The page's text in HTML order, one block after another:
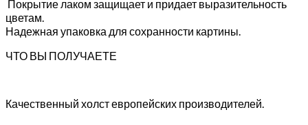
Покрытие лаком защищает и придает выразительность
цветам.
Надежная упаковка для сохранности картины.
ЧТО ВЫ ПОЛУЧАЕТЕ
Качественный холст европейских производителей.